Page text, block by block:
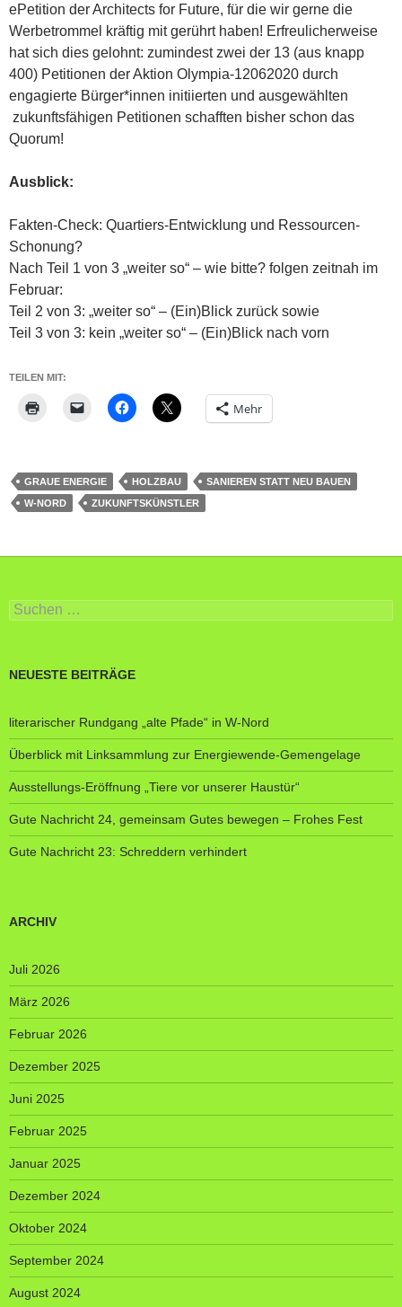
ePetition der Architects for Future, für die wir gerne die
Werbetrommel kräftig mit gerührt haben! Erfreulicherweise
hat sich dies gelohnt: zumindest zwei der 13 (aus knapp
400) Petitionen der Aktion Olympia-12062020 durch
engagierte Bürger*innen initiierten und ausgewählten
zukunftsfähigen Petitionen schafften bisher schon das
Quorum!
Ausblick:
Fakten-Check: Quartiers-Entwicklung und Ressourcen-
Schonung?
Nach Teil 1 von 3 „weiter so“ – wie bitte? folgen zeitnah im
Februar:
Teil 2 von 3: „weiter so“ – (Ein)Blick zurück sowie
Teil 3 von 3: kein „weiter so“ – (Ein)Blick nach vorn
TEILEN MIT:
Mehr
GRAUE ENERGIE HOLZBAU
SANIEREN STATT NEU BAUEN
W-NORD
ZUKUNFTSKÜNSTLER
Suche
nach:
NEUESTE BEITRÄGE
literarischer Rundgang „alte Pfade“ in W-Nord
Überblick mit Linksammlung zur Energiewende-Gemengelage
Ausstellungs-Eröffnung „Tiere vor unserer Haustür“
Gute Nachricht 24, gemeinsam Gutes bewegen – Frohes Fest
Gute Nachricht 23: Schreddern verhindert
ARCHIV
Juli 2026
März 2026
Februar 2026
Dezember 2025
Juni 2025
Februar 2025
Januar 2025
Dezember 2024
Oktober 2024
September 2024
August 2024